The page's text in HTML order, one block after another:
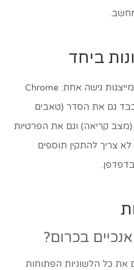
ביחד
שלוש התכונות האלה מייצגות גישה אחת: Chrome
גם את הסדר (טאבים
(מצב קריאה) וגם את הפרטיות
צריך להתקין תוספים
בכרום?
את כל הלשוניות הפתוחות